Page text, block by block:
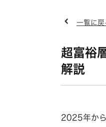
一覧に戻
超富裕
解説
2025年か